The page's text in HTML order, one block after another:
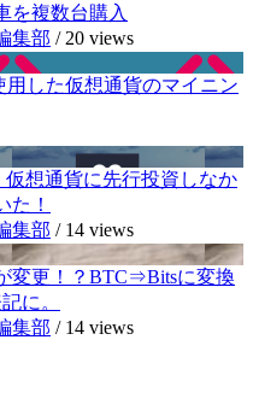
を複数台購入
集部 / 20 views
用した仮想通貨のマイニン
想通貨に先行投資しなか
た！
集部 / 14 views
変更！？BTC⇒Bitsに変換
に。
集部 / 14 views